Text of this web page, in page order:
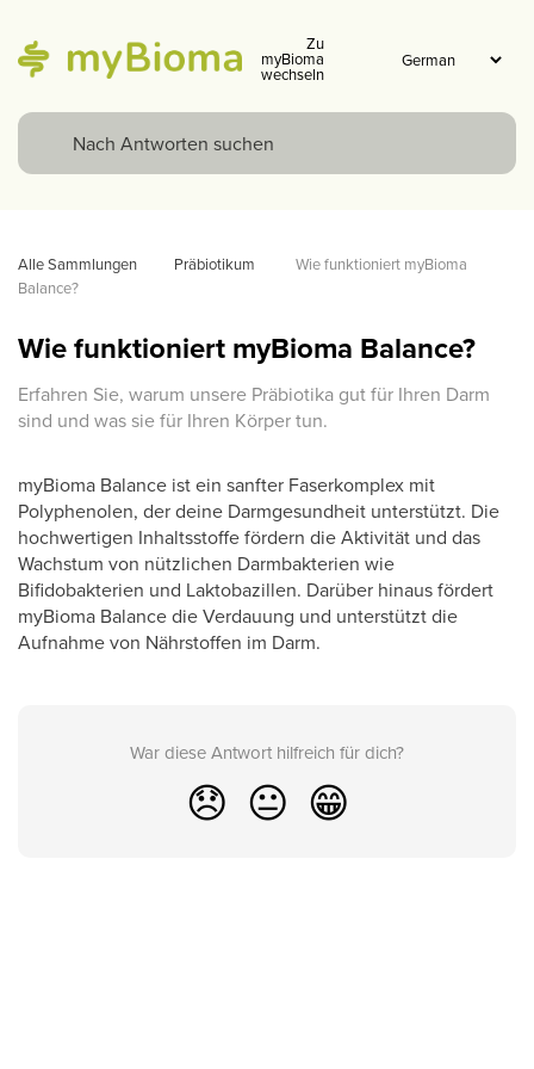
Zu
myBioma
wechseln
Alle Sammlungen Präbiotikum
Wie funktioniert myBioma
Balance?
Wie funktioniert myBioma Balance?
Erfahren Sie, warum unsere Präbiotika gut für Ihren Darm
sind und was sie für Ihren Körper tun.
myBioma Balance ist ein sanfter Faserkomplex mit
Polyphenolen, der deine Darmgesundheit unterstützt. Die
hochwertigen Inhaltsstoffe fördern die Aktivität und das
Wachstum von nützlichen Darmbakterien wie
Bifidobakterien und Laktobazillen. Darüber hinaus fördert
myBioma Balance die Verdauung und unterstützt die
Aufnahme von Nährstoffen im Darm.
War diese Antwort hilfreich für dich?
😞 😐 😁